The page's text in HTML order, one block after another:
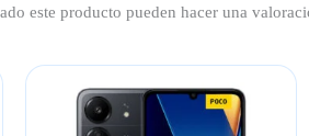
este producto pueden hacer una